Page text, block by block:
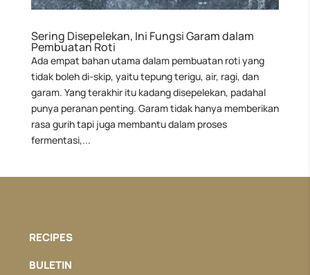
Sering Disepelekan, Ini Fungsi Garam dalam
Pembuatan Roti
Ada empat bahan utama dalam pembuatan roti yang
tidak boleh di-skip, yaitu tepung terigu, air, ragi, dan
garam. Yang terakhir itu kadang disepelekan, padahal
punya peranan penting. Garam tidak hanya memberikan
rasa gurih tapi juga membantu dalam proses
fermentasi,...
RECIPES
BULETIN